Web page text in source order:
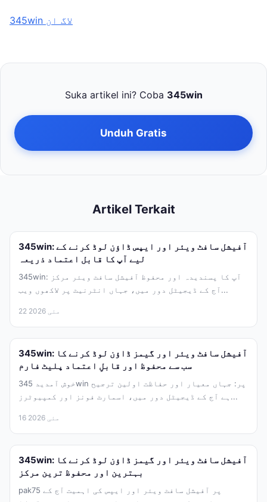
345win لاگ ان
Suka artikel ini? Coba 345win
Unduh Gratis
Artikel Terkait
345win: آفیشل سافٹ ویئر اور ایپس ڈاؤن لوڈ کرنے کے
لیے آپ کا قابل اعتماد ذریعہ
345win: آپ کا پسندیدہ اور محفوظ آفیشل سافٹ ویئر مرکز
آج کے ڈیجیٹل دور میں، جہاں انٹرنیٹ پر لاکھوں ویب...
22 مئی 2026
345win: آفیشل سافٹ ویئر اور گیمز ڈاؤن لوڈ کرنے کا
سب سے محفوظ اور قابلِ اعتماد پلیٹ فارم
خوش آمدید 345win پر: جہاں معیار اور حفاظت اولین ترجیح
ہے آج کے ڈیجیٹل دور میں، اسمارٹ فونز اور کمپیوٹرز...
16 مئی 2026
345win: آفیشل سافٹ ویئر اور گیمز ڈاؤن لوڈ کرنے کا
بہترین اور محفوظ ترین مرکز
pak75 پر آفیشل سافٹ ویئر اور ایپس کی اہمیت آج کے